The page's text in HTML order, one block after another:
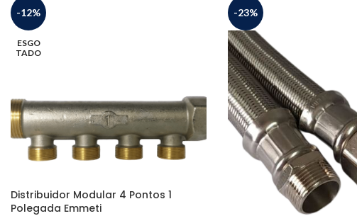
-12%
ESGO
TADO
Distribuidor Modular 4 Pontos 1
Polegada Emmeti
-23%